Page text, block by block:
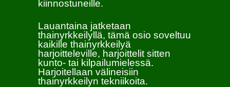
kiinnostuneille.
Lauantaina jatketaan
thainyrkkeilyllä, tämä osio soveltuu
kaikille thainyrkkeilyä
harjoitteleville, harjoittelit sitten
kunto- tai kilpailumielessä.
Harjoitellaan välineisiin
thainyrkkeilyn tekniikoita.